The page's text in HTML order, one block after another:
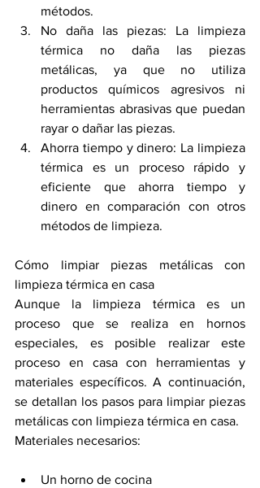
métodos.
No daña las piezas: La limpieza
térmica no daña las piezas
metálicas, ya que no utiliza
productos químicos agresivos ni
herramientas abrasivas que puedan
rayar o dañar las piezas.
Ahorra tiempo y dinero: La limpieza
térmica es un proceso rápido y
eficiente que ahorra tiempo y
dinero en comparación con otros
métodos de limpieza.
Cómo limpiar piezas metálicas con
limpieza térmica en casa
Aunque la limpieza térmica es un
proceso que se realiza en hornos
especiales, es posible realizar este
proceso en casa con herramientas y
materiales específicos. A continuación,
se detallan los pasos para limpiar piezas
metálicas con limpieza térmica en casa.
Materiales necesarios:
Un horno de cocina